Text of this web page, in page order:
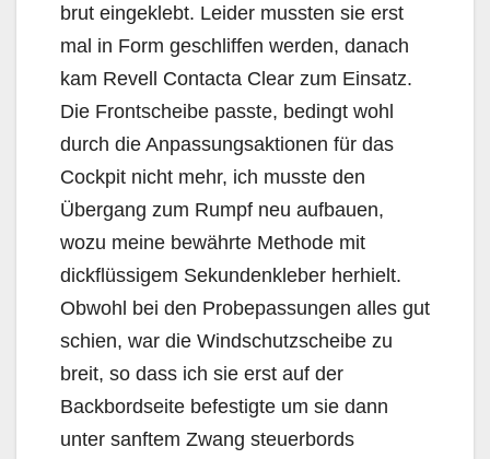
brut eingeklebt. Leider mussten sie erst
mal in Form geschliffen werden, danach
kam Revell Contacta Clear zum Einsatz.
Die Frontscheibe passte, bedingt wohl
durch die Anpassungsaktionen für das
Cockpit nicht mehr, ich musste den
Übergang zum Rumpf neu aufbauen,
wozu meine bewährte Methode mit
dickflüssigem Sekundenkleber herhielt.
Obwohl bei den Probepassungen alles gut
schien, war die Windschutzscheibe zu
breit, so dass ich sie erst auf der
Backbordseite befestigte um sie dann
unter sanftem Zwang steuerbords